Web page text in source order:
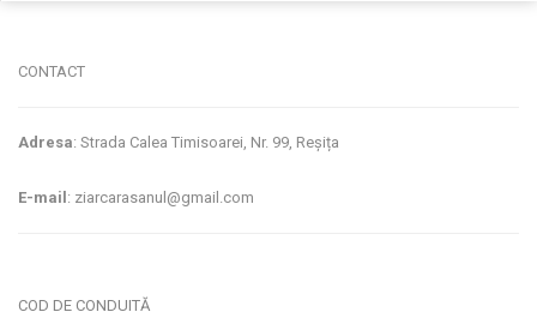
CONTACT
Adresa: Strada Calea Timisoarei, Nr. 99, Reșița
E-mail : ziarcarasanul@gmail.com
COD DE CONDUITĂ